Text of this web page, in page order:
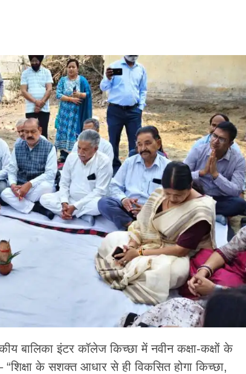
बालिका इंटर कॉलेज किच्छा में नवीन कक्षा-कक्षों के
के सशक्त आधार से ही विकसित होगा किच्छा,